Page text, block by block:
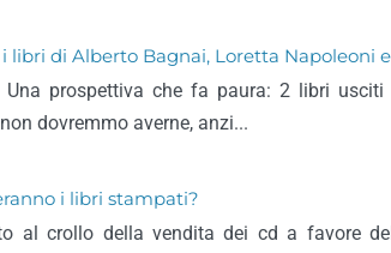
i libri di Alberto Bagnai, Loretta Napoleoni
Una prospettiva che fa paura: 2 libri
dovremmo averne, anzi...
i libri stampati?
al crollo della vendita dei cd a favore